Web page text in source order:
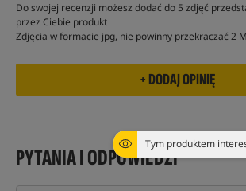
Tym produktem
Do swojej recenzji możesz dodać do 5 zdjęć
przez Ciebie produkt
Zdjęcia w formacie jpg, nie powinny przekraczać 2
PYTANIA I ODPOWIEDZI